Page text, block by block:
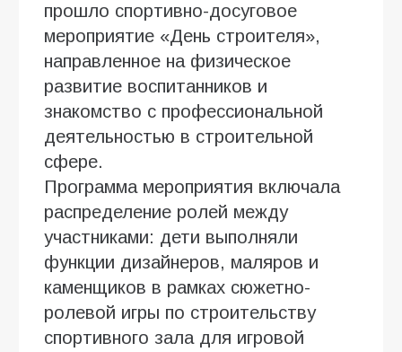
прошло спортивно-досуговое
мероприятие «День строителя»,
направленное на физическое
развитие воспитанников и
знакомство с профессиональной
деятельностью в строительной
сфере.
Программа мероприятия включала
распределение ролей между
участниками: дети выполняли
функции дизайнеров, маляров и
каменщиков в рамках сюжетно-
ролевой игры по строительству
спортивного зала для игровой